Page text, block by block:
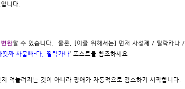
니다.
변환할 수 있습니다. 물론, [이를 위해서는] 먼저 사성제 / 틸락카나 /
짜 사뭅빠-다, 띨락카나’ 포스트를 참조하세요.
억눌려지는 것이 아니라 장애가 자동적으로 감소하기 시작합니다.